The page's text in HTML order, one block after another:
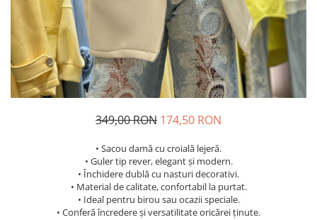
349,00 RON 174,50 RON
• Sacou damă cu croială lejeră.
• Guler tip rever, elegant și modern.
• Închidere dublă cu nasturi decorativi.
• Material de calitate, confortabil la purtat.
• Ideal pentru birou sau ocazii speciale.
• Conferă încredere și versatilitate oricărei ținute.